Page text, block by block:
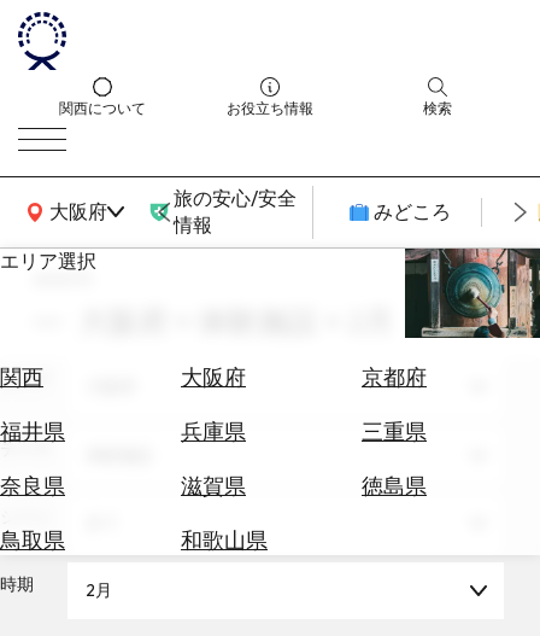
関西について お役立ち情報 検索
大阪府
関西広域MAP
旅の安心/安全
情報
みどころ
エリア選択
関西 大阪府
京都府
福井県
兵庫県
三重県
奈良県
滋賀県
徳島県
鳥取県
和歌山県
エ
券
テ
を
search
エリア
テーマ
時期 2月